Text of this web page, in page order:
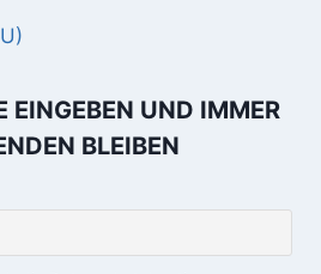
EINGEBEN UND IMMER
BLEIBEN